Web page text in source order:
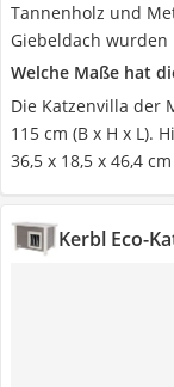
Tannenholz und
Giebeldach
Welche Maße hat
Die Katzenvilla der
115 cm (B x H x L).
36,5 x 18,5 x 46,4
Kerbl Eco-